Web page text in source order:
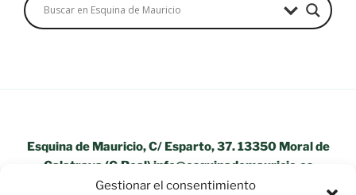
Gestionar el consentimiento
Esquina de Mauricio, C/ Esparto, 37. 13350 Moral de
Calatrava (C.Real) info@esquinademauricio.es